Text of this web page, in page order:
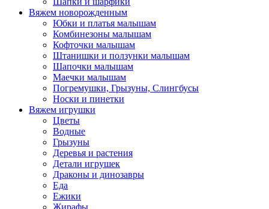
Вяжем новорожденным
Юбки и платья малышам
Комбинезоны малышам
Кофточки малышам
Штанишки и ползунки малышам
Шапочки малышам
Маечки малышам
Погремушки, Грызуны, Слингбусы
Носки и пинетки
Вяжем игрушки
Цветы
Водные
Грызуны
Деревья и растения
Детали игрушек
Драконы и динозавры
Еда
Ежики
Жирафы